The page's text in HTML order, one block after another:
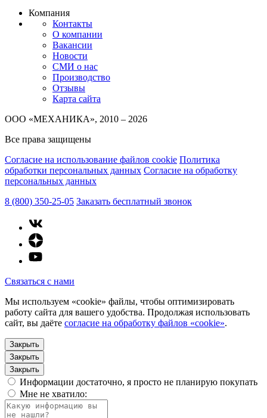
Компания
Контакты
О компании
Вакансии
Новости
СМИ о нас
Производство
Отзывы
Карта сайта
ООО «МЕХАНИКА», 2010 – 2026
Все права защищены
Согласие на использование файлов cookie Политика
обработки персональных данных Согласие на обработку
персональных данных
8 (800) 350-25-05 Заказать бесплатный звонок
Связаться с нами
Мы используем «cookie» файлы, чтобы оптимизировать
работу сайта для вашего удобства. Продолжая использовать
сайт, вы даёте согласие на обработку файлов «cookie».
Закрыть
Закрыть
Закрыть
Информации достаточно, я просто не планирую покупать
Мне не хватило: